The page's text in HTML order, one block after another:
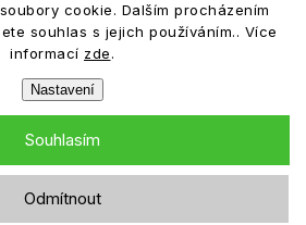
cookie. Dalším procházením
souhlas s jejich používáním.. Více
informací zde.
Nastavení
Odmítnout
Souhlasím
Kontaktní čočky
a oční kapky
. Všechna práva vyhrazena.